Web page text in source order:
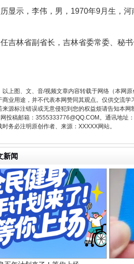
示，李伟，男，1970年9月生，河
林省副省长，吉林省委常委、秘书
以上图、文、音/视频文章内容转载于网络（本网
商业用途，并不代表本网赞同其观点。仅供交流
来源标注错误或无意侵犯到您的权益烦请告知本
投稿邮箱：3555333776@QQ.COM。通讯地址
务必注明原创作者、来源：XXXXX网站。
新闻
五年计划来了！等你上场